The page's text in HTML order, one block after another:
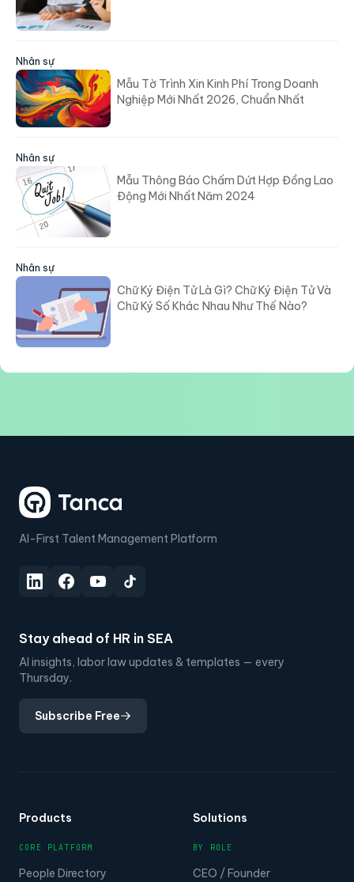
Nhân sự
Mẫu Tờ Trình Xin Kinh Phí Trong Doanh
Nghiệp Mới Nhất 2026, Chuẩn Nhất
Nhân sự
Mẫu Thông Báo Chấm Dứt Hợp Đồng Lao
Động Mới Nhất Năm 2024
Nhân sự
Chữ Ký Điện Tử Là Gì? Chữ Ký Điện Tử Và
Chữ Ký Số Khác Nhau Như Thế Nào?
AI-First Talent Management Platform
Stay ahead of HR in SEA
AI insights, labor law updates & templates — every
Thursday.
Subscribe Free
Products
CORE PLATFORM
People Directory
Solutions
BY ROLE
CEO / Founder